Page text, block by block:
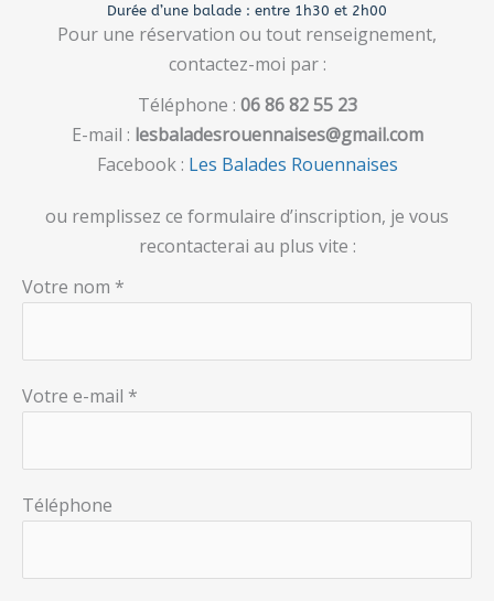
Durée d’une balade : entre 1h30 et 2h00
Pour une réservation ou tout renseignement,
contactez-moi par :
Téléphone : 06 86 82 55 23
E-mail : lesbaladesrouennaises@gmail.com
Facebook : Les Balades Rouennaises
ou remplissez ce formulaire d’inscription, je vous
recontacterai au plus vite :
Votre nom *
Votre e-mail *
Téléphone